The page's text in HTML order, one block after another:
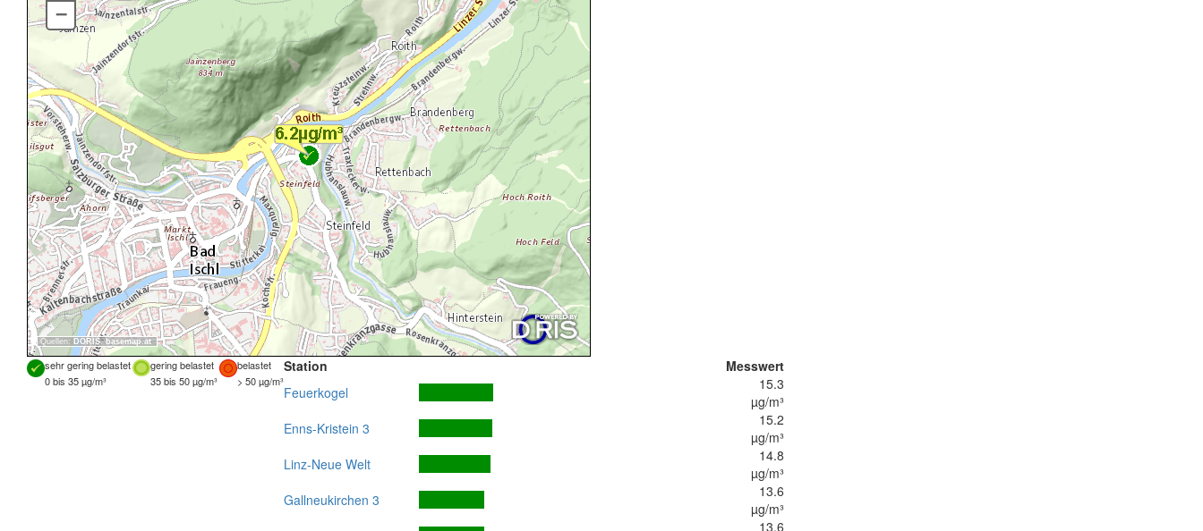
Quellen: DORIS, basemap.at
–
sehr gering belastet gering belastet
belastet
0 bis 35 µg/m³
35 bis 50 µg/m³ > 50 µg/m³
Station
Messwert
Feuerkogel
15.3
µg/m³
Enns-Kristein 3
15.2
µg/m³
Linz-Neue Welt
14.8
µg/m³
Gallneukirchen 3
13.6
µg/m³
13.6